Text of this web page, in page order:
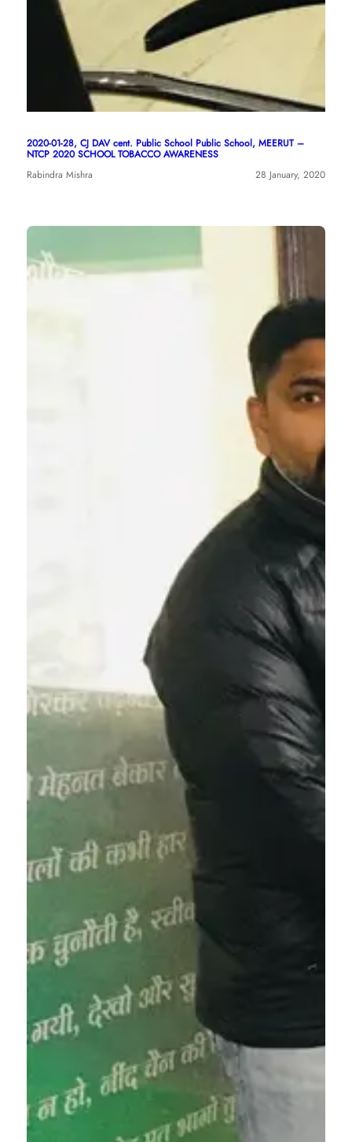
2020-01-28, CJ DAV cent. Public School Public School, MEERUT –
NTCP 2020 SCHOOL TOBACCO AWARENESS
Rabindra Mishra
28 January, 2020